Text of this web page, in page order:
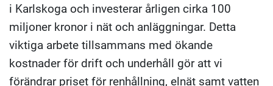
i Karlskoga och investerar årligen cirka 100
miljoner kronor i nät och anläggningar. Detta
viktiga arbete tillsammans med ökande
kostnader för drift och underhåll gör att vi
förändrar priset för renhållning, elnät samt vatten